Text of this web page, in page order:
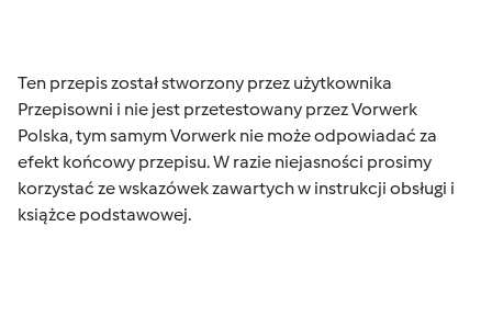
Ten przepis został stworzony przez użytkownika
Przepisowni i nie jest przetestowany przez Vorwerk
Polska, tym samym Vorwerk nie może odpowiadać za
efekt końcowy przepisu. W razie niejasności prosimy
korzystać ze wskazówek zawartych w instrukcji obsługi i
książce podstawowej.